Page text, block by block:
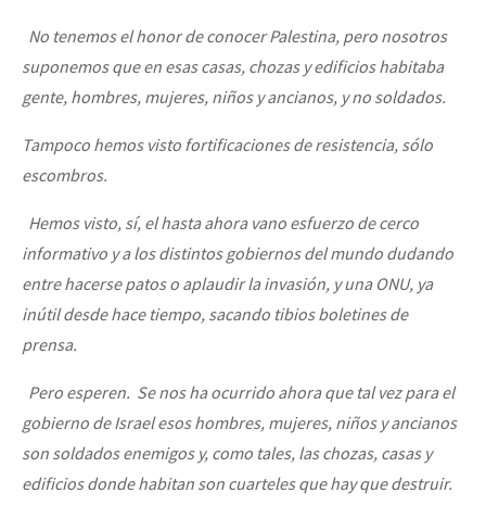
No tenemos el honor de conocer Palestina, pero nosotros
suponemos que en esas casas, chozas y edificios habitaba
gente, hombres, mujeres, niños y ancianos, y no soldados.
Tampoco hemos visto fortificaciones de resistencia, sólo
escombros.
Hemos visto, sí, el hasta ahora vano esfuerzo de cerco
informativo y a los distintos gobiernos del mundo dudando
entre hacerse patos o aplaudir la invasión, y una ONU, ya
inútil desde hace tiempo, sacando tibios boletines de
prensa.
Pero esperen. Se nos ha ocurrido ahora que tal vez para el
gobierno de Israel esos hombres, mujeres, niños y ancianos
son soldados enemigos y, como tales, las chozas, casas y
edificios donde habitan son cuarteles que hay que destruir.